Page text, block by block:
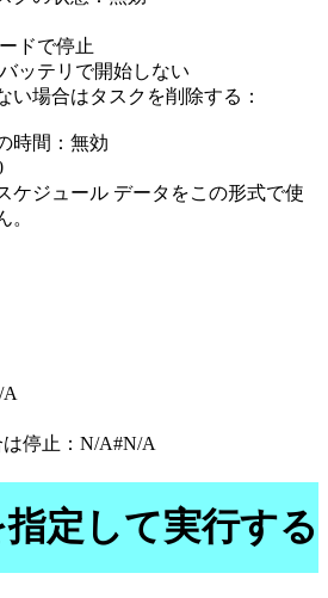
ドで停止
ッテリで開始しない
い場合はタスクを削除する：
時間：無効
ケジュール データをこの形式で使
。
停止：N/A#N/A
定して実行する